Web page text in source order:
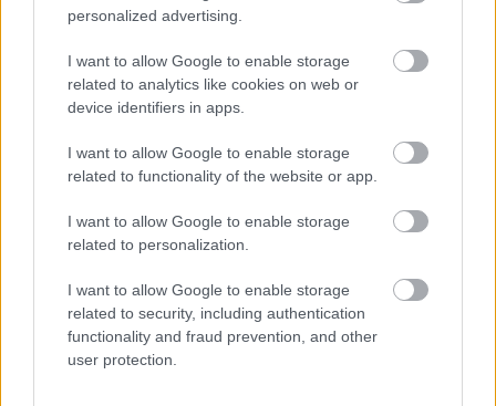
personalized advertising.
I want to allow Google to enable storage
related to analytics like cookies on web or
device identifiers in apps.
I want to allow Google to enable storage
related to functionality of the website or app.
I want to allow Google to enable storage
related to personalization.
I want to allow Google to enable storage
related to security, including authentication
functionality and fraud prevention, and other
user protection.
αγιογραφία της Παναγίας.
Οι Upper και Lower Barrakka Gardens
Με πανοραμική θέα στο Μεγάλο Λιμάνι και τις Τρεις
Upper
Barrakka Gardensείναι από τα πιο όμορφα σημεία για
Alexander Ball
με αρχαιοελληνικό χαρακτήρα, δεσπόζει
αφιερωμένο στον Βρετανό ναύαρχο, τον πρώτο
Πολιτικό Επτίτροπο της Μάλτας.